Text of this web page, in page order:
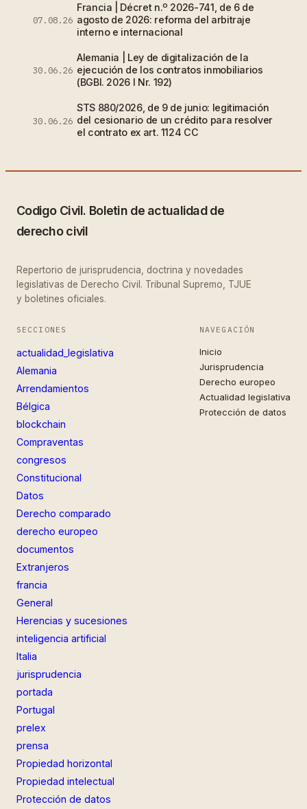
07.08.26
Francia | Décret n.º 2026-741, de 6 de
agosto de 2026: reforma del arbitraje
interno e internacional
30.06.26
Alemania | Ley de digitalización de la
ejecución de los contratos inmobiliarios
(BGBl. 2026 I Nr. 192)
30.06.26
STS 880/2026, de 9 de junio: legitimación
del cesionario de un crédito para resolver
el contrato ex art. 1124 CC
Codigo Civil. Boletin de actualidad de
derecho civil
Repertorio de jurisprudencia, doctrina y novedades
legislativas de Derecho Civil. Tribunal Supremo, TJUE
y boletines oficiales.
SECCIONES
actualidad_legislativa
Alemania
Arrendamientos
Bélgica
blockchain
Compraventas
congresos
Constitucional
Datos
Derecho comparado
derecho europeo
documentos
Extranjeros
francia
General
Herencias y sucesiones
inteligencia artificial
Italia
jurisprudencia
portada
Portugal
prelex
prensa
Propiedad horizontal
Propiedad intelectual
Protección de datos
NAVEGACIÓN
Inicio
Jurisprudencia
Derecho europeo
Actualidad legislativa
Protección de datos